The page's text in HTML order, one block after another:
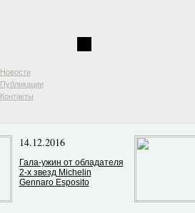
Новости
Публикации
Контакты
14.12.2016
Гала-ужин от обладателя
2-х звезд Michelin
Gennaro Esposito